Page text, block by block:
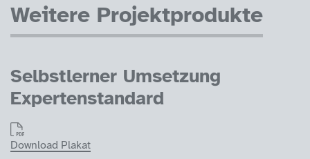
Weitere Projektprodukte
Selbstlerner Umsetzung
Expertenstandard
Download Plakat